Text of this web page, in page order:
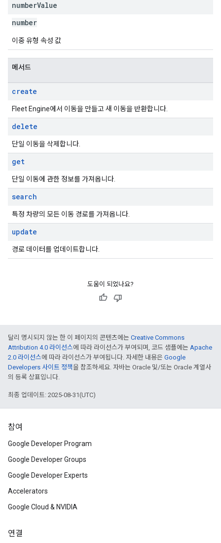
numberValue
number
이중 유형 속성 값
메서드
create
Fleet Engine에서 이동을 만들고 새 이동을 반환합니다.
delete
단일 이동을 삭제합니다.
get
단일 이동에 관한 정보를 가져옵니다.
search
특정 차량의 모든 이동 경로를 가져옵니다.
update
경로 데이터를 업데이트합니다.
도움이 되었나요?
달리 명시되지 않는 한 이 페이지의 콘텐츠에는 Creative Commons
Attribution 4.0 라이선스에 따라 라이선스가 부여되며, 코드 샘플에는 Apache
2.0 라이선스에 따라 라이선스가 부여됩니다. 자세한 내용은 Google
Developers 사이트 정책을 참조하세요. 자바는 Oracle 및/또는 Oracle 계열사
의 등록 상표입니다.
최종 업데이트: 2025-08-31(UTC)
참여
Google Developer Program
Google Developer Groups
Google Developer Experts
Accelerators
Google Cloud & NVIDIA
연결